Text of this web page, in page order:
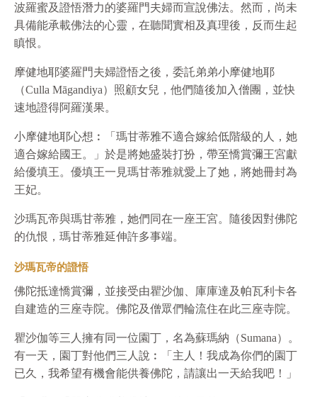
波羅蜜及證悟潛力的婆羅門夫婦而宣說佛法。然而，尚未
具備能承載佛法的心靈，在聽聞實相及真理後，反而生起
瞋恨。
摩健地耶婆羅門夫婦證悟之後，委託弟弟小摩健地耶
（Culla Māgandiya）照顧女兒，他們隨後加入僧團，並快
速地證得阿羅漢果。
小摩健地耶心想︰「瑪甘蒂雅不適合嫁給低階級的人，她
適合嫁給國王。」於是將她盛裝打扮，帶至憍賞彌王宮獻
給優填王。優填王一見瑪甘蒂雅就愛上了她，將她冊封為
王妃。
沙瑪瓦帝與瑪甘蒂雅，她們同在一座王宮。隨後因對佛陀
的仇恨，瑪甘蒂雅延伸許多事端。
沙瑪瓦帝的證悟
佛陀抵達憍賞彌，並接受由瞿沙伽、庫庫達及帕瓦利卡各
自建造的三座寺院。佛陀及僧眾們輪流住在此三座寺院。
瞿沙伽等三人擁有同一位園丁，名為蘇瑪納（Sumana）。
有一天，園丁對他們三人說︰「主人！我成為你們的園丁
已久，我希望有機會能供養佛陀，請讓出一天給我吧！」